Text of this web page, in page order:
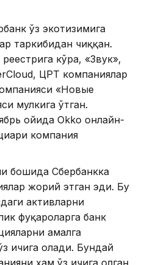
ўз экотизимига
таркибидан чиққан.
кўра, «Звук»,
ЦРТ компаниялар
«Новые
мулкига ўтган.
ойида Okko онлайн-
компания
бошида Сбербанкка
жорий этган эди. Бу
активларни
фуқароларга банк
амалга
ичига олади. Бундай